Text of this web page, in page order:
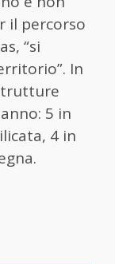
il percorso
“si
In
5 in
4 in